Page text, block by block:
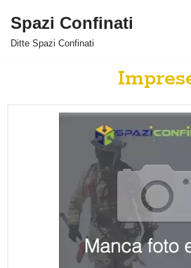
Vai
Spazi Confinati
Ditte Spazi Confinati